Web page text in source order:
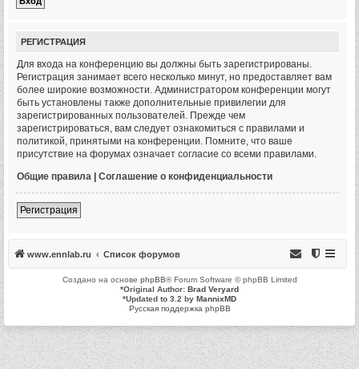
РЕГИСТРАЦИЯ
Для входа на конференцию вы должны быть зарегистрированы.
Регистрация занимает всего несколько минут, но предоставляет вам
более широкие возможности. Администратором конференции могут
быть установлены также дополнительные привилегии для
зарегистрированных пользователей. Прежде чем
зарегистрироваться, вам следует ознакомиться с правилами и
политикой, принятыми на конференции. Помните, что ваше
присутствие на форумах означает согласие со всеми правилами.
Общие правила | Соглашение о конфиденциальности
Регистрация
www.ennlab.ru Список форумов
Создано на основе phpBB® Forum Software © phpBB Limited
*Original Author: Brad Veryard
*Updated to 3.2 by MannixMD
Русская поддержка phpBB